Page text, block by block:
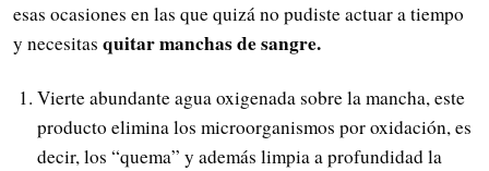
esas ocasiones en las que quizá no pudiste actuar a tiempo
y necesitas quitar manchas de sangre.
Vierte abundante agua oxigenada sobre la mancha, este
producto elimina los microorganismos por oxidación, es
decir, los “quema” y además limpia a profundidad la